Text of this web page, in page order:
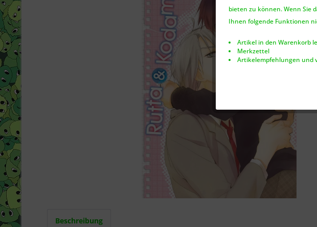
Beschreibung
bieten zu können. Wenn Sie
Ihnen folgende Funktionen
Artikel in den Warenkorb
Merkzettel
Artikelempfehlungen und